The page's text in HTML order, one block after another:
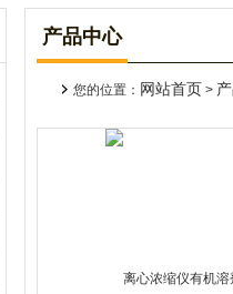
产品中心
您的位置： 网站首页 >